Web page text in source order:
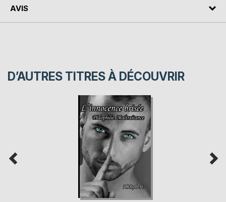
AVIS
D’AUTRES TITRES À DÉCOUVRIR